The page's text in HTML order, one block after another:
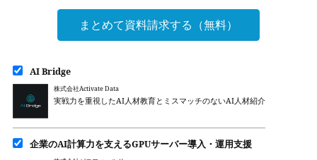
まとめて資料請求する（無料）
AI Bridge
株式会社Activate Data
実戦力を重視したAI人材教育とミスマッチのないAI人材紹介
企業のAI計算力を支えるGPUサーバー導入・運用支援